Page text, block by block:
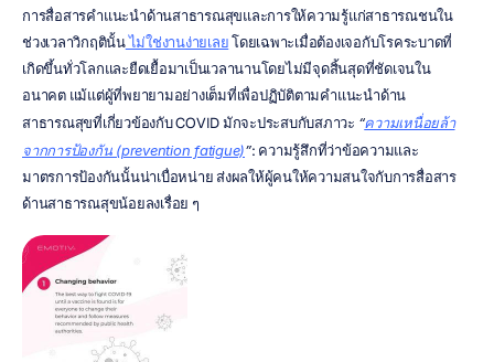
การสื่อสารคำแนะนำด้านสาธารณสุขและการให้ความรู้แก่สาธารณชนใน
ช่วงเวลาวิกฤตินั้น ไม่ใช่งานง่ายเลย โดยเฉพาะเมื่อต้องเจอกับโรคระบาดที่
เกิดขึ้นทั่วโลกและยืดเยื้อมาเป็นเวลานานโดยไม่มีจุดสิ้นสุดที่ชัดเจนใน
อนาคต แม้แต่ผู้ที่พยายามอย่างเต็มที่เพื่อปฏิบัติตามคำแนะนำด้าน
สาธารณสุขที่เกี่ยวข้องกับ COVID มักจะประสบกับสภาวะ “ความเหนื่อยล้า
จากการป้องกัน (prevention fatigue)”: ความรู้สึกที่ว่าข้อความและ
มาตรการป้องกันนั้นน่าเบื่อหน่าย ส่งผลให้ผู้คนให้ความสนใจกับการสื่อสาร
ด้านสาธารณสุขน้อยลงเรื่อย ๆ